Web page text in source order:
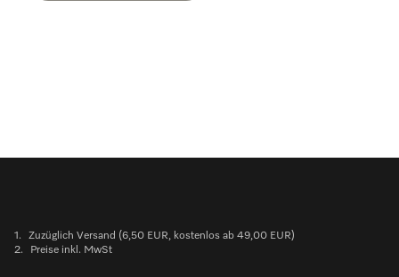
1.
Zuzüglich Versand (6,50 EUR, kostenlos ab 49,00 EUR)
2.
Preise inkl. MwSt